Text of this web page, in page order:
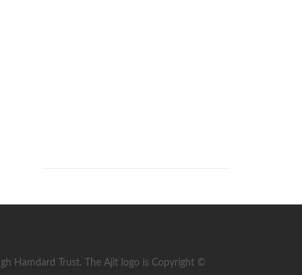
Hamdard Trust. The Ajit logo is Copyright ©